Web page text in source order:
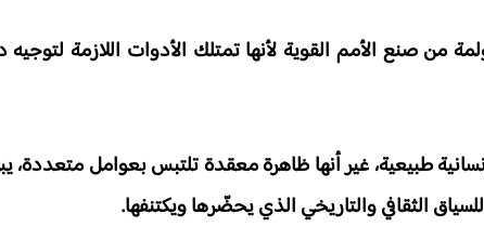
من صنع الأمم القوية لأنها تمتلك الأدوات اللازمة لتوجيه
طبيعية، غير أنها ظاهرة معقدة تلتبس بعوامل
الثقافي والتاريخي الذي يحضّرها ويكتنفها.